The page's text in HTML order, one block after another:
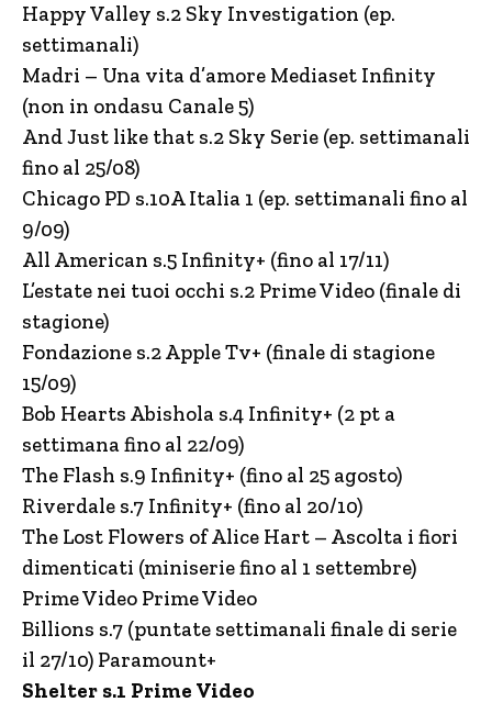
Happy Valley s.2 Sky Investigation (ep.
settimanali)
Madri – Una vita d’amore Mediaset Infinity
(non in ondasu Canale 5)
And Just like that s.2 Sky Serie (ep. settimanali
fino al 25/08)
Chicago PD s.10A Italia 1 (ep. settimanali fino al
9/09)
All American s.5 Infinity+ (fino al 17/11)
L’estate nei tuoi occhi s.2 Prime Video (finale di
stagione)
Fondazione s.2 Apple Tv+ (finale di stagione
15/09)
Bob Hearts Abishola s.4 Infinity+ (2 pt a
settimana fino al 22/09)
The Flash s.9 Infinity+ (fino al 25 agosto)
Riverdale s.7 Infinity+ (fino al 20/10)
The Lost Flowers of Alice Hart – Ascolta i fiori
dimenticati (miniserie fino al 1 settembre)
Prime Video Prime Video
Billions s.7 (puntate settimanali finale di serie
il 27/10) Paramount+
Shelter s.1 Prime Video